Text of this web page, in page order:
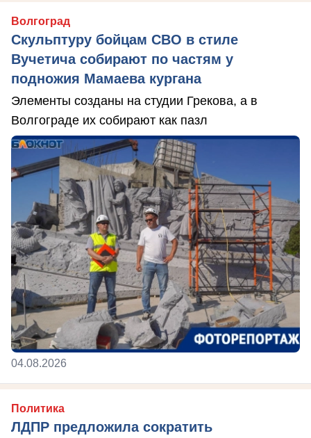
Волгоград
Скульптуру бойцам СВО в стиле
Вучетича собирают по частям у
подножия Мамаева кургана
Элементы созданы на студии Грекова, а в
Волгограде их собирают как пазл
04.08.2026
Политика
ЛДПР предложила сократить